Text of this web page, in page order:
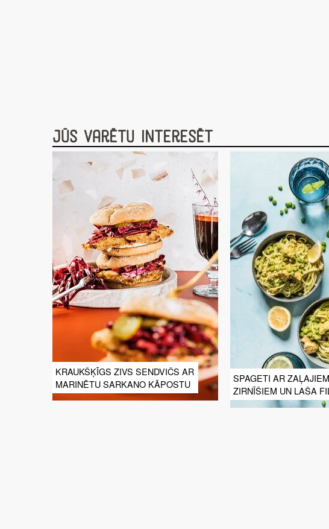
Jūs varētu interesēt
KRAUKŠĶĪGS ZIVS SENDVIČS AR
MARINĒTU SARKANO KĀPOSTU
SPAGETI AR ZAĻAJIEM
ZIRNĪŠIEM UN LAŠA